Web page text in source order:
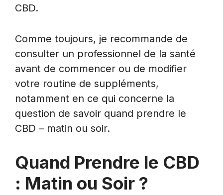
CBD.
Comme toujours, je recommande de
consulter un professionnel de la santé
avant de commencer ou de modifier
votre routine de suppléments,
notamment en ce qui concerne la
question de savoir quand prendre le
CBD – matin ou soir.
Quand Prendre le CBD
: Matin ou Soir ?